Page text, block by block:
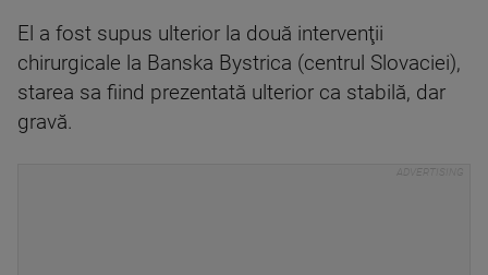
El a fost supus ulterior la două intervenţii
chirurgicale la Banska Bystrica (centrul Slovaciei),
starea sa fiind prezentată ulterior ca stabilă, dar
gravă.